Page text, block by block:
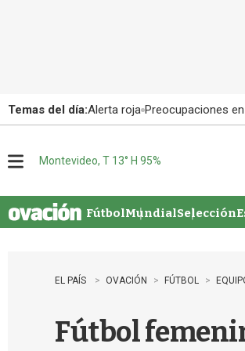
Temas del día:Alerta roja Preocupaciones en
u
Montevideo, T 13° H 95%
FútbolMundialSelección
EL PAÍS OVACIÓN FÚTBOL
Fútbol